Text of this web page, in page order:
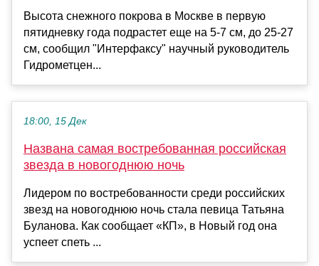
Высота снежного покрова в Москве в первую
пятидневку года подрастет еще на 5-7 см, до 25-27
см, сообщил "Интерфаксу" научный руководитель
Гидрометцен...
18:00, 15 Дек
Названа самая востребованная российская
звезда в новогоднюю ночь
Лидером по востребованности среди российских
звезд на новогоднюю ночь стала певица Татьяна
Буланова. Как сообщает «КП», в Новый год она
успеет спеть ...